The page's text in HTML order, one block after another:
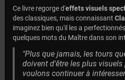
Ce livre regorge d'effets visuels
des classiques, mais connaissant
imaginez bien qu'il les a
quelques mots du Maître dans son
"Plus que jamais, les tours
doivent d'être les plus
voulons continuer à